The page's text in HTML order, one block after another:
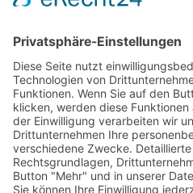
Wein Exposé
Folgen Sie
Jugendschutz
Zahlungsarten
Lieferung und Versandkosten
Vertrag widerrufen
Widerrufsbelehrung
AGB